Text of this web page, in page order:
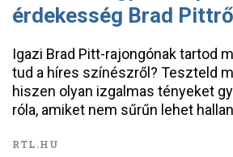
érdekesség Brad
Igazi Brad Pitt-rajongónak tartod
tud a híres színészről? Teszteld
hiszen olyan izgalmas tényeket
róla, amiket nem sűrűn lehet
RTL.HU